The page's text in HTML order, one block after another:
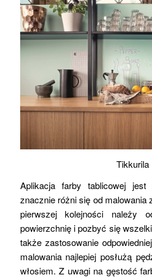
Tikkurila
Aplikacja farby tablicowej jest
znacznie różni się od malowania
pierwszej kolejności należy
powierzchnię i pozbyć się
także zastosowanie
malowania najlepiej posłużą
włosiem. Z uwagi na gęstość